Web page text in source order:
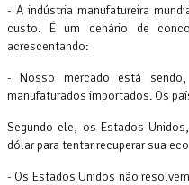
- A indústria manufatureira
custo. É um cenário de
acrescentando:
- Nosso mercado está
manufaturados importados. Os
Segundo ele, os Estados
dólar para tentar recuperar sua
- Os Estados Unidos não